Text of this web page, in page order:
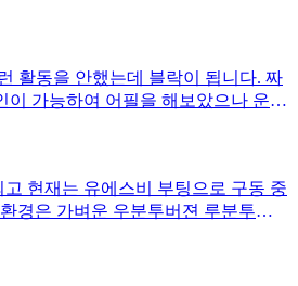
활동을 안했는데 블락이 됩니다. 짜
가능하여 어필을 해보았으나 운영
정보 공유를 부탁드립니다.
현재는 유에스비 부팅으로 구동 중
경은 가벼운 우분투버젼 루분투